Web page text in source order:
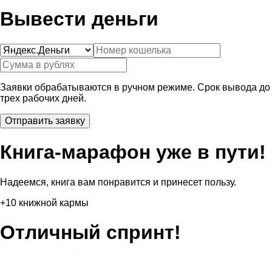
Вывести деньги
Заявки обрабатываются в ручном режиме. Срок вывода до
трех рабочих дней.
Книга-марафон уже в пути!
Надеемся, книга вам понравится и принесет пользу.
+10 книжной кармы
Отличный спринт!